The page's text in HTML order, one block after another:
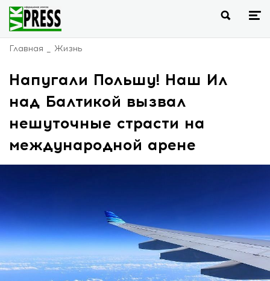
Главная Жизнь
Напугали Польшу! Наш Ил
над Балтикой вызвал
нешуточные страсти на
международной арене